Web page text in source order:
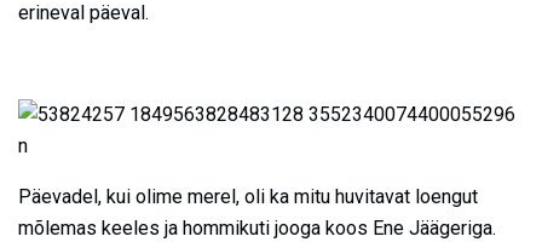
erineval päeval.
Päevadel, kui olime merel, oli ka mitu huvitavat loengut
mõlemas keeles ja hommikuti jooga koos Ene Jäägeriga.